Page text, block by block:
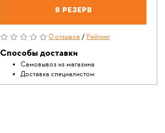
В резерв
0 отзывов/Рейтинг
Способы доставки
Самовывоз из магазина
Доставка специалистом